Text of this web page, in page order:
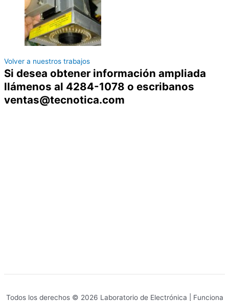
Volver a nuestros trabajos
Si desea obtener información ampliada
llámenos al 4284-1078 o escribanos
ventas@tecnotica.com
Todos los derechos © 2026 Laboratorio de Electrónica | Funciona